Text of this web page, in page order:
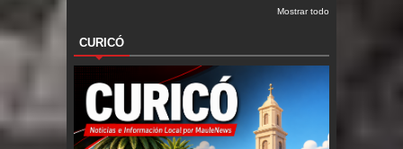
Mostrar todo
CURICÓ